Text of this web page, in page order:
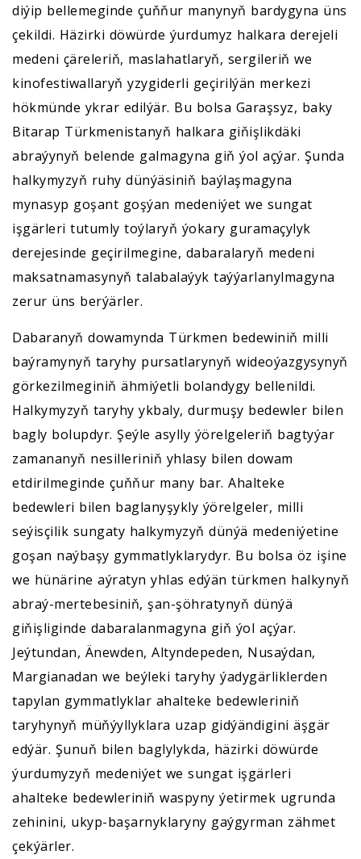
diýip bellemeginde çuňňur manynyň bardygyna üns
çekildi. Häzirki döwürde ýurdumyz halkara derejeli
medeni çäreleriň, maslahatlaryň, sergileriň we
kinofestiwallaryň yzygiderli geçirilýän merkezi
hökmünde ykrar edilýär. Bu bolsa Garaşsyz, baky
Bitarap Türkmenistanyň halkara giňişlikdäki
abraýynyň belende galmagyna giň ýol açýar. Şunda
halkymyzyň ruhy dünýäsiniň baýlaşmagyna
mynasyp goşant goşýan medeniýet we sungat
işgärleri tutumly toýlaryň ýokary guramaçylyk
derejesinde geçirilmegine, dabaralaryň medeni
maksatnamasynyň talabalaýyk taýýarlanylmagyna
zerur üns berýärler.
Dabaranyň dowamynda Türkmen bedewiniň milli
baýramynyň taryhy pursatlarynyň wideoýazgysynyň
görkezilmeginiň ähmiýetli bolandygy bellenildi.
Halkymyzyň taryhy ykbaly, durmuşy bedewler bilen
bagly bolupdyr. Şeýle asylly ýörelgeleriň bagtyýar
zamananyň nesilleriniň yhlasy bilen dowam
etdirilmeginde çuňňur many bar. Ahalteke
bedewleri bilen baglanyşykly ýörelgeler, milli
seýisçilik sungaty halkymyzyň dünýä medeniýetine
goşan naýbaşy gymmatlyklarydyr. Bu bolsa öz işine
we hünärine aýratyn yhlas edýän türkmen halkynyň
abraý-mertebesiniň, şan-şöhratynyň dünýä
giňişliginde dabaralanmagyna giň ýol açýar.
Jeýtundan, Änewden, Altyndepeden, Nusaýdan,
Margianadan we beýleki taryhy ýadygärliklerden
tapylan gymmatlyklar ahalteke bedewleriniň
taryhynyň müňýyllyklara uzap gidýändigini äşgär
edýär. Şunuň bilen baglylykda, häzirki döwürde
ýurdumyzyň medeniýet we sungat işgärleri
ahalteke bedewleriniň waspyny ýetirmek ugrunda
zehinini, ukyp-başarnyklaryny gaýgyrman zähmet
çekýärler.